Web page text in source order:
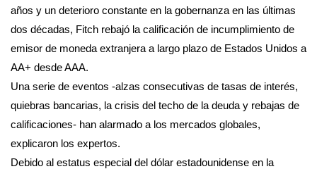
años y un deterioro constante en la gobernanza en las últimas
dos décadas, Fitch rebajó la calificación de incumplimiento de
emisor de moneda extranjera a largo plazo de Estados Unidos a
AA+ desde AAA.
Una serie de eventos -alzas consecutivas de tasas de interés,
quiebras bancarias, la crisis del techo de la deuda y rebajas de
calificaciones- han alarmado a los mercados globales,
explicaron los expertos.
Debido al estatus especial del dólar estadounidense en la